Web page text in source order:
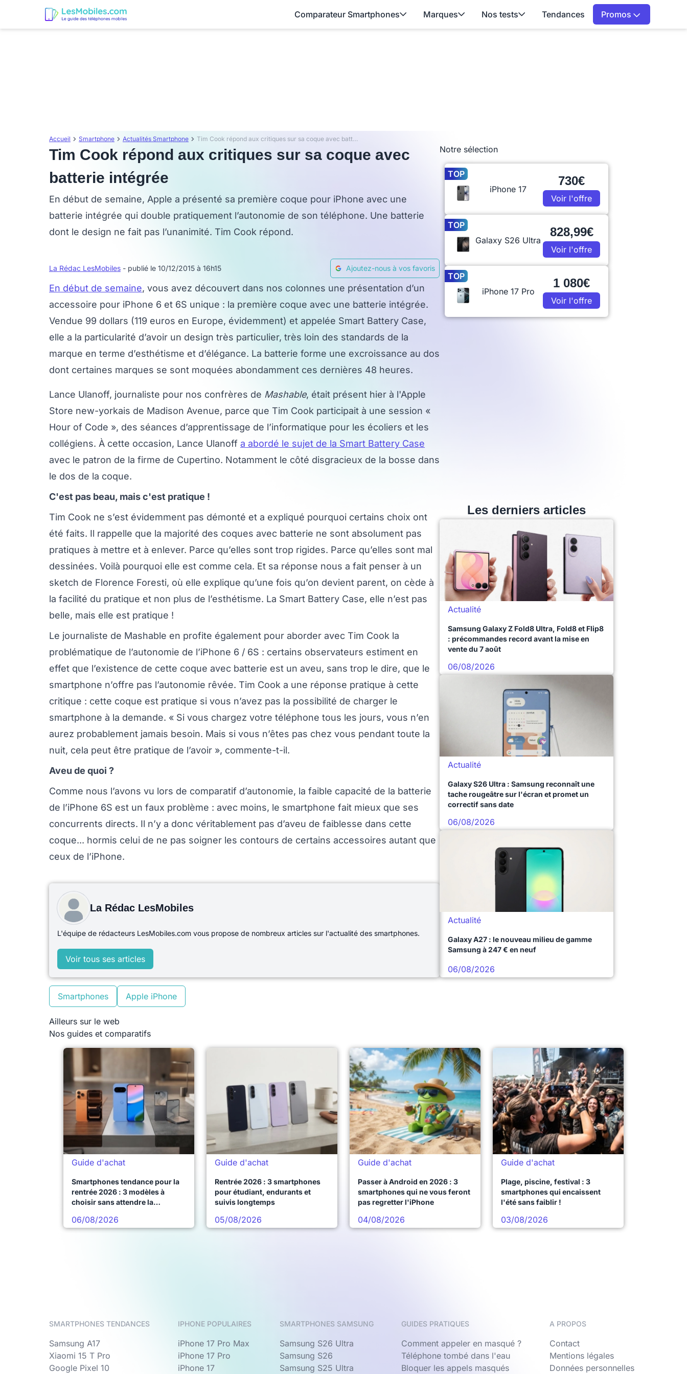
Comparateur Smartphones Marques Nos tests Tendances Promos
Accueil Smartphone Actualités Smartphone Tim Cook répond aux critiques sur sa coque avec batterie intégrée
Tim Cook répond aux critiques sur sa coque avec
batterie intégrée
En début de semaine, Apple a présenté sa première coque pour iPhone avec une
batterie intégrée qui double pratiquement l’autonomie de son téléphone. Une batterie
dont le design ne fait pas l’unanimité. Tim Cook répond.
La Rédac LesMobiles - publié le 10/12/2015 à 16h15 Ajoutez-nous à vos favoris
En début de semaine, vous avez découvert dans nos colonnes une présentation d’un
accessoire pour iPhone 6 et 6S unique : la première coque avec une batterie intégrée.
Vendue 99 dollars (119 euros en Europe, évidemment) et appelée Smart Battery Case,
elle a la particularité d’avoir un design très particulier, très loin des standards de la
marque en terme d’esthétisme et d’élégance. La batterie forme une excroissance au dos
dont certaines marques se sont moquées abondamment ces dernières 48 heures.
Lance Ulanoff, journaliste pour nos confrères de Mashable, était présent hier à l'Apple
Store new-yorkais de Madison Avenue, parce que Tim Cook participait à une session «
Hour of Code », des séances d’apprentissage de l’informatique pour les écoliers et les
collégiens. À cette occasion, Lance Ulanoff a abordé le sujet de la Smart Battery Case
avec le patron de la firme de Cupertino. Notamment le côté disgracieux de la bosse dans
le dos de la coque.
C'est pas beau, mais c'est pratique !
Tim Cook ne s’est évidemment pas démonté et a expliqué pourquoi certains choix ont
été faits. Il rappelle que la majorité des coques avec batterie ne sont absolument pas
pratiques à mettre et à enlever. Parce qu’elles sont trop rigides. Parce qu’elles sont mal
dessinées. Voilà pourquoi elle est comme cela. Et sa réponse nous a fait penser à un
sketch de Florence Foresti, où elle explique qu’une fois qu’on devient parent, on cède à
la facilité du pratique et non plus de l’esthétisme. La Smart Battery Case, elle n’est pas
belle, mais elle est pratique !
Le journaliste de Mashable en profite également pour aborder avec Tim Cook la
problématique de l’autonomie de l’iPhone 6 / 6S : certains observateurs estiment en
effet que l’existence de cette coque avec batterie est un aveu, sans trop le dire, que le
smartphone n’offre pas l’autonomie rêvée. Tim Cook a une réponse pratique à cette
critique : cette coque est pratique si vous n’avez pas la possibilité de charger le
smartphone à la demande. « Si vous chargez votre téléphone tous les jours, vous n’en
aurez probablement jamais besoin. Mais si vous n’êtes pas chez vous pendant toute la
nuit, cela peut être pratique de l’avoir », commente-t-il.
Aveu de quoi ?
Comme nous l’avons vu lors de comparatif d’autonomie, la faible capacité de la batterie
de l’iPhone 6S est un faux problème : avec moins, le smartphone fait mieux que ses
concurrents directs. Il n’y a donc véritablement pas d’aveu de faiblesse dans cette
coque... hormis celui de ne pas soigner les contours de certains accessoires autant que
ceux de l’iPhone.
La Rédac LesMobiles
L'équipe de rédacteurs LesMobiles.com vous propose de nombreux articles sur l'actualité des smartphones.
Voir tous ses articles
Smartphones Apple iPhone
Ailleurs sur le web
Notre sélection
TOP
iPhone 17
730€
Voir l'offre
TOP
Galaxy S26 Ultra
828,99€
Voir l'offre
TOP
iPhone 17 Pro
1 080€
Voir l'offre
Les derniers articles
Actualité
Samsung Galaxy Z Fold8 Ultra, Fold8 et Flip8
: précommandes record avant la mise en
vente du 7 août
06/08/2026
Actualité
Galaxy S26 Ultra : Samsung reconnaît une
tache rougeâtre sur l'écran et promet un
correctif sans date
06/08/2026
Actualité
Galaxy A27 : le nouveau milieu de gamme
Samsung à 247 € en neuf
06/08/2026
Nos guides et comparatifs
Guide d'achat
Smartphones tendance pour la
rentrée 2026 : 3 modèles à
choisir sans attendre la
06/08/2026
Guide d'achat
Rentrée 2026 : 3 smartphones
pour étudiant, endurants et
suivis longtemps
05/08/2026
Guide d'achat
Passer à Android en 2026 : 3
smartphones qui ne vous feront
pas regretter l'iPhone
04/08/2026
Guide d'achat
Plage, piscine, festival : 3
smartphones qui encaissent
l'été sans faiblir !
03/08/2026
SMARTPHONES TENDANCES
Samsung A17
Xiaomi 15 T Pro
Google Pixel 10
IPHONE POPULAIRES
iPhone 17 Pro Max
iPhone 17 Pro
iPhone 17
SMARTPHONES SAMSUNG
Samsung S26 Ultra
Samsung S26
Samsung S25 Ultra
GUIDES PRATIQUES
Comment appeler en masqué ?
Téléphone tombé dans l'eau
Bloquer les appels masqués
A PROPOS
Contact
Mentions légales
Données personnelles